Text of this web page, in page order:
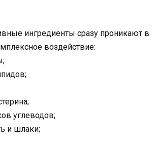
ингредиенты сразу проникают в
воздействие:
углеводов;
и шлаки;